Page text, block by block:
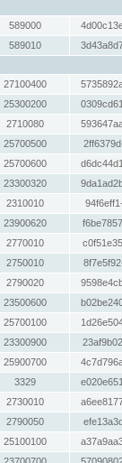
589000
589010
27100400
25300200
2710080
25700500
25700600
23300320
2310010
23900620
2770010
2750010
2790020
23500600
25700100
23300900
25900700
3329
2730010
2790050
25100100